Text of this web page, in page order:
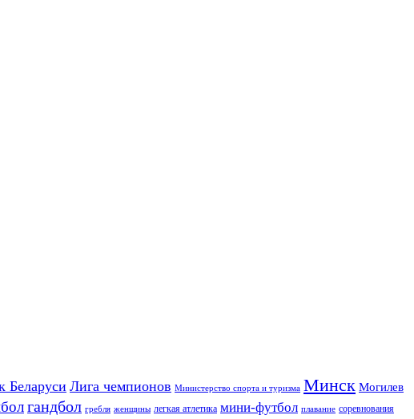
Беларуси Лига чемпионов Министерство спорта и туризма Минск Могилев
гандбол гребля женщины легкая атлетика мини-футбол плавание соревнования